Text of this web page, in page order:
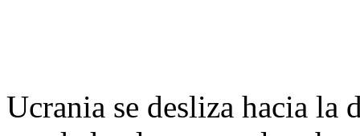
Ucrania se desliza hacia